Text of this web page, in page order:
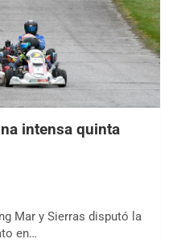
intensa quinta
Mar y Sierras disputó la
en…